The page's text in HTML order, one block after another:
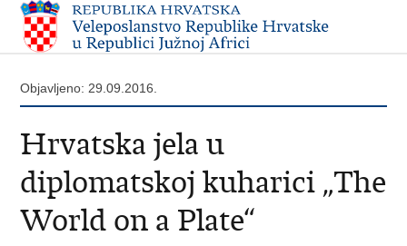
Objavljeno: 29.09.2016.
Hrvatska jela u
diplomatskoj kuharici „The
World on a Plate“